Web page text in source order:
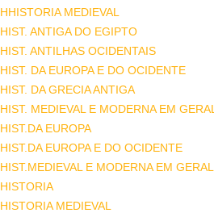
HHISTORIA MEDIEVAL
HIST. ANTIGA DO EGIPTO
HIST. ANTILHAS OCIDENTAIS
HIST. DA EUROPA E DO OCIDENTE
HIST. DA GRECIA ANTIGA
HIST. MEDIEVAL E MODERNA EM GERAL
HIST.DA EUROPA
HIST.DA EUROPA E DO OCIDENTE
HIST.MEDIEVAL E MODERNA EM GERAL
HISTORIA
HISTORIA MEDIEVAL